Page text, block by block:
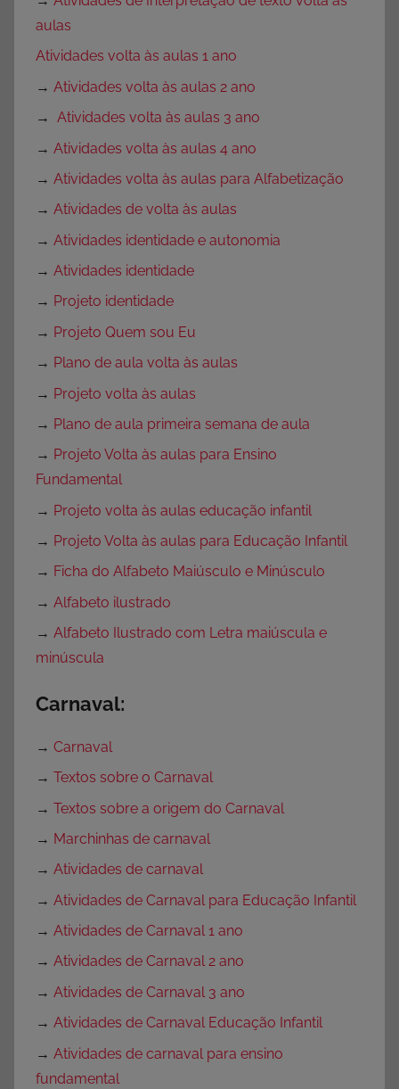
aulas
Atividades volta às aulas 1 ano
→ Atividades volta às aulas 2 ano
→ Atividades volta às aulas 3 ano
→ Atividades volta às aulas 4 ano
→ Atividades volta às aulas para Alfabetização
→ Atividades de volta às aulas
→ Atividades identidade e autonomia
→ Atividades identidade
→ Projeto identidade
→ Projeto Quem sou Eu
→ Plano de aula volta às aulas
→ Projeto volta às aulas
→ Plano de aula primeira semana de aula
→ Projeto Volta às aulas para Ensino
Fundamental
→ Projeto volta às aulas educação infantil
→ Projeto Volta às aulas para Educação Infantil
→ Ficha do Alfabeto Maiúsculo e Minúsculo
→ Alfabeto ilustrado
→ Alfabeto Ilustrado com Letra maiúscula e
minúscula
Carnaval:
→ Carnaval
→ Textos sobre o Carnaval
→ Textos sobre a origem do Carnaval
→ Marchinhas de carnaval
→ Atividades de carnaval
→ Atividades de Carnaval para Educação Infantil
→ Atividades de Carnaval 1 ano
→ Atividades de Carnaval 2 ano
→ Atividades de Carnaval 3 ano
→ Atividades de Carnaval Educação Infantil
→ Atividades de carnaval para ensino
fundamental